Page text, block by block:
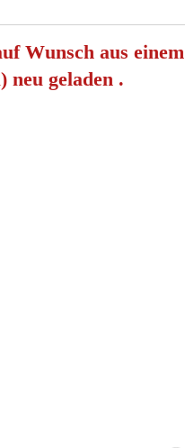
Wunsch aus einem
neu geladen .